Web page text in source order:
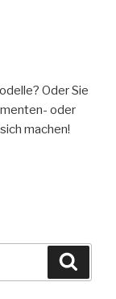
Oder Sie
oder
machen!